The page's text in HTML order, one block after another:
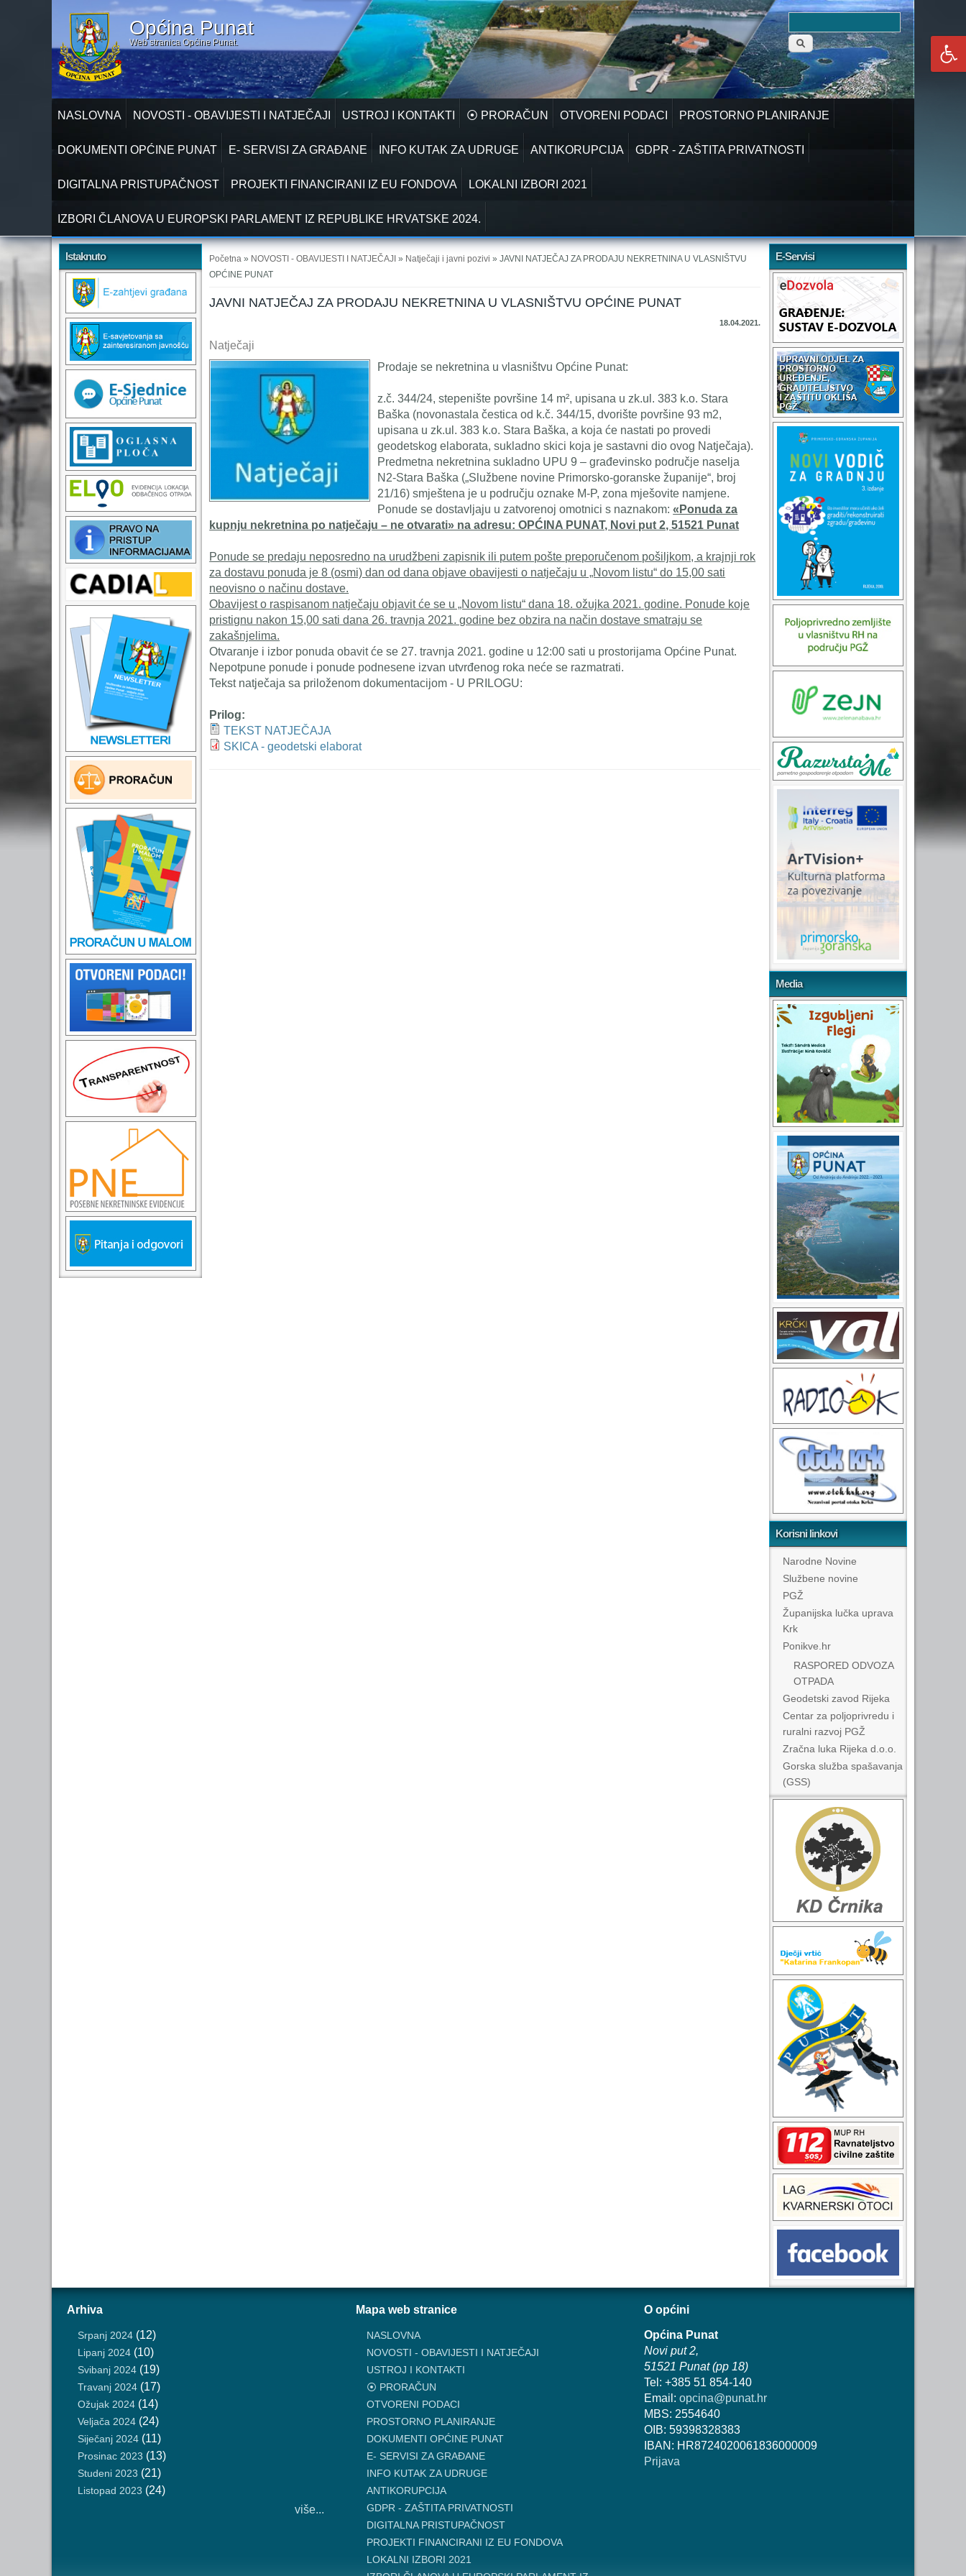
Općina Punat
Web stranica Općine Punat.
pretraživanja
Pretraga
NASLOVNA NOVOSTI - OBAVIJESTI I NATJEČAJI USTROJ I KONTAKTI ⦿ PRORAČUN OTVORENI PODACI PROSTORNO PLANIRANJE
DOKUMENTI OPĆINE PUNAT E- SERVISI ZA GRAĐANE INFO KUTAK ZA UDRUGE ANTIKORUPCIJA GDPR - ZAŠTITA PRIVATNOSTI
DIGITALNA PRISTUPAČNOST PROJEKTI FINANCIRANI IZ EU FONDOVA LOKALNI IZBORI 2021
IZBORI ČLANOVA U EUROPSKI PARLAMENT IZ REPUBLIKE HRVATSKE 2024.
Vi ste ovdje
Početna » NOVOSTI - OBAVIJESTI I NATJEČAJI » Natječaji i javni pozivi » JAVNI NATJEČAJ ZA PRODAJU NEKRETNINA U VLASNIŠTVU
OPĆINE PUNAT
JAVNI NATJEČAJ ZA PRODAJU NEKRETNINA U VLASNIŠTVU OPĆINE PUNAT
18.04.2021.
Natječaji
Prodaje se nekretnina u vlasništvu Općine Punat:
z.č. 344/24, stepenište površine 14 m², upisana u zk.ul. 383 k.o. Stara
Baška (novonastala čestica od k.č. 344/15, dvorište površine 93 m2,
upisana u zk.ul. 383 k.o. Stara Baška, a koja će nastati po provedi
geodetskog elaborata, sukladno skici koja je sastavni dio ovog Natječaja).
Predmetna nekretnina sukladno UPU 9 – građevinsko područje naselja
N2-Stara Baška („Službene novine Primorsko-goranske županije“, broj
21/16) smještena je u području oznake M-P, zona mješovite namjene.
Ponude se dostavljaju u zatvorenoj omotnici s naznakom:«Ponuda za
kupnju nekretnina po natječaju – ne otvarati» na adresu: OPĆINA PUNAT, Novi put 2, 51521 Punat
Ponude se predaju neposredno na urudžbeni zapisnik ili putem pošte preporučenom pošiljkom, a krajnji rok
za dostavu ponuda je 8 (osmi) dan od dana objave obavijesti o natječaju u „Novom listu“ do 15,00 sati
neovisno o načinu dostave.
Obavijest o raspisanom natječaju objavit će se u „Novom listu“ dana 18. ožujka 2021. godine. Ponude koje
pristignu nakon 15,00 sati dana 26. travnja 2021. godine bez obzira na način dostave smatraju se
zakašnjelima.
Otvaranje i izbor ponuda obavit će se 27. travnja 2021. godine u 12:00 sati u prostorijama Općine Punat.
Nepotpune ponude i ponude podnesene izvan utvrđenog roka neće se razmatrati.
Tekst natječaja sa priloženom dokumentacijom - U PRILOGU:
Prilog:
TEKST NATJEČAJA
SKICA - geodetski elaborat
Istaknuto E-Servisi
Media
Korisni linkovi
Narodne Novine
Službene novine
PGŽ
Županijska lučka uprava
Krk
Ponikve.hr
RASPORED ODVOZA
OTPADA
Geodetski zavod Rijeka
Centar za poljoprivredu i
ruralni razvoj PGŽ
Zračna luka Rijeka d.o.o.
Gorska služba spašavanja
(GSS)
Arhiva
Srpanj 2024 (12)
Lipanj 2024 (10)
Svibanj 2024 (19)
Travanj 2024 (17)
Ožujak 2024 (14)
Veljača 2024 (24)
Siječanj 2024 (11)
Prosinac 2023 (13)
Studeni 2023 (21)
Listopad 2023 (24)
više...
Mapa web stranice
NASLOVNA
NOVOSTI - OBAVIJESTI I NATJEČAJI
USTROJ I KONTAKTI
⦿ PRORAČUN
OTVORENI PODACI
PROSTORNO PLANIRANJE
DOKUMENTI OPĆINE PUNAT
E- SERVISI ZA GRAĐANE
INFO KUTAK ZA UDRUGE
ANTIKORUPCIJA
GDPR - ZAŠTITA PRIVATNOSTI
DIGITALNA PRISTUPAČNOST
PROJEKTI FINANCIRANI IZ EU FONDOVA
LOKALNI IZBORI 2021
O općini
Općina Punat
Novi put 2,
51521 Punat (pp 18)
Tel: +385 51 854-140
Email:opcina@punat.hr
MBS: 2554640
OIB: 59398328383
IBAN: HR8724020061836000009
Prijava